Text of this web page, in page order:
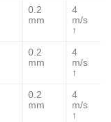
0.2
mm
4
m/s
↑
0.2
mm
4
m/s
↑
0.2
mm
4
m/s
↑